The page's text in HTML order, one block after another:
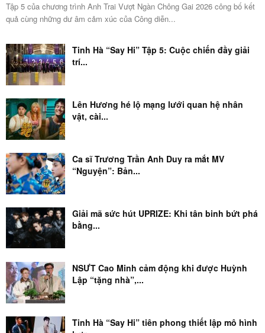
Tập 5 của chương trình Anh Trai Vượt Ngàn Chông Gai 2026 công bố kết
quả cùng những dư âm cảm xúc của Công diễn...
Tinh Hà “Say Hi” Tập 5: Cuộc chiến đầy giải
trí...
Lên Hương hé lộ mạng lưới quan hệ nhân
vật, cài...
Ca sĩ Trương Trần Anh Duy ra mắt MV
“Nguyện”: Bản...
Giải mã sức hút UPRIZE: Khi tân binh bứt phá
bằng...
NSƯT Cao Minh cảm động khi được Huỳnh
Lập “tặng nhà”,...
Tinh Hà “Say Hi” tiên phong thiết lập mô hình